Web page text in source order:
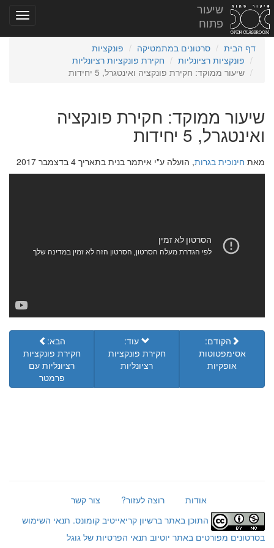
שיעור
פתוח
דף הבית סרטונים במתמטיקה
פונקציות
פונקציות רציונליות
חקירת פונקציות רציונליות
שיעור ממוקד: חקירת פונקציה ואינטגרל, 5 יחידות
שיעור ממוקד: חקירת פונקציה
ואינטגרל, 5 יחידות
מאת חינוכית בגרות, הועלה ע"י איתמר בנית בתאריך 4 בדצמבר 2017
הקודם:
אסימפטוטות
אופקיות
עוד:
חקירת פונקציות
רציונליות
הבא:
חקירת פונקציות
רציונליות עם
פרמטר
אודות רוצה לעזור?
צור קשר
התוכן באתר ברשיון קריאייטיב קומונס. תנאי השימוש
בסרטונים מפורטים באתר יוטיוב תנאי הפרטיות של גוגל